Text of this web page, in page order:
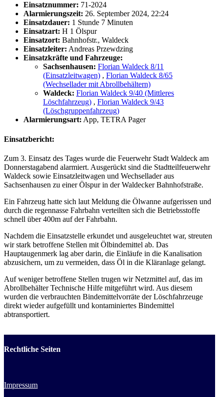
Einsatznummer: 71-2024
Alarmierungszeit: 26. September 2024, 22:24
Einsatzdauer: 1 Stunde 7 Minuten
Einsatzart: H 1 Ölspur
Einsatzort: Bahnhofstr., Waldeck
Einsatzleiter: Andreas Przewdzing
Einsatzkräfte und Fahrzeuge:
Sachsenhausen: Florian Waldeck 8/11
(Einsatzleitwagen) , Florian Waldeck 8/65
(Wechsellader mit Abrollbehältern)
Waldeck: Florian Waldeck 9/40 (Mittleres
Löschfahrzeug) , Florian Waldeck 9/43
(Löschgruppenfahrzeug)
Alarmierungsart: App, TETRA Pager
Einsatzbericht:
Zum 3. Einsatz des Tages wurde die Feuerwehr Stadt Waldeck am
Donnerstagabend alarmiert. Ausgerückt sind die Stadtteilfeuerwehr
Waldeck sowie Einsatzleitwagen und Wechsellader aus
Sachsenhausen zu einer Ölspur in der Waldecker Bahnhofstraße.
Ein Fahrzeug hatte sich laut Meldung die Ölwanne aufgerissen und
durch die regennasse Fahrbahn verteilten sich die Betriebsstoffe
schnell über 400m auf der Fahrbahn.
Nachdem die Einsatzstelle erkundet und ausgeleuchtet war, streuten
wir stark betroffene Stellen mit Ölbindemittel ab. Das
Hauptaugenmerk lag aber darin, die Einläufe in die Kanalisation
abzusichern, um zu vermeiden, dass Öl in die Kläranlage gelangt.
Auf weniger betroffene Stellen trugen wir Netzmittel auf, das im
Abrollbehälter Technische Hilfe mitgeführt wird. Aus diesem
wurden die verbrauchten Bindemittelvorräte der Löschfahrzeuge
direkt wieder aufgefüllt und kontaminiertes Bindemittel
abtransportiert.
Rechtliche Seiten
Impressum